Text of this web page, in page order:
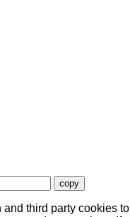
copy
and third party cookies